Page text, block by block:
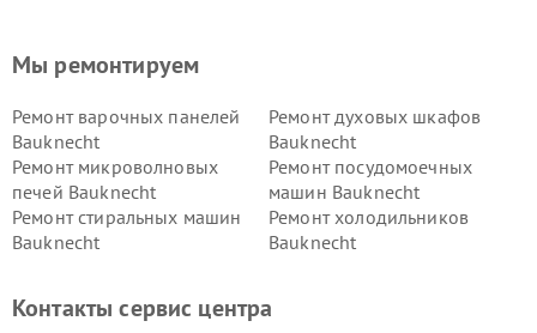
Мы ремонтируем
Ремонт варочных панелей
Bauknecht
Ремонт духовых шкафов
Bauknecht
Ремонт микроволновых
печей Bauknecht
Ремонт посудомоечных
машин Bauknecht
Ремонт стиральных машин
Bauknecht
Ремонт холодильников
Bauknecht
Контакты сервис центра